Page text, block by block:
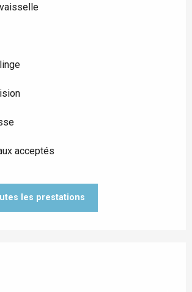
acceptés
les prestations